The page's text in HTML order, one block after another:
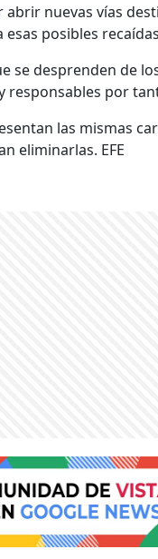
nuevas vías
posibles
se desprenden de
responsables por
las mismas
eliminarlas. EFE